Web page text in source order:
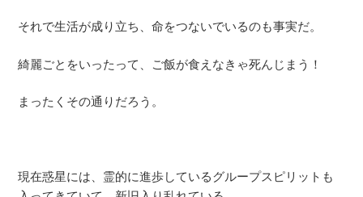
それで生活が成り立ち、命をつないでいるのも事実だ。
綺麗ごとをいったって、ご飯が食えなきゃ死んじまう！
まったくその通りだろう。
現在惑星には、霊的に進歩しているグループスピリットも